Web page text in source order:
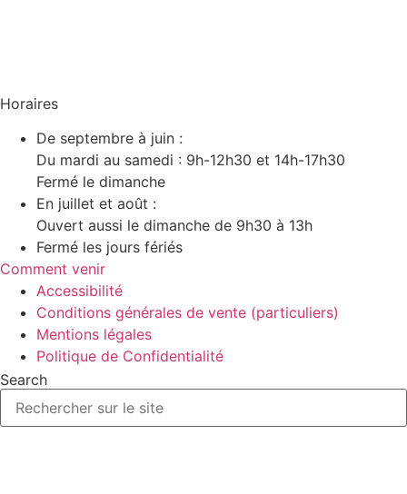
Horaires
De septembre à juin :
Du mardi au samedi : 9h-12h30 et 14h-17h30
Fermé le dimanche
En juillet et août :
Ouvert aussi le dimanche de 9h30 à 13h
Fermé les jours fériés
Comment venir
Accessibilité
Conditions générales de vente (particuliers)
Mentions légales
Politique de Confidentialité
Search